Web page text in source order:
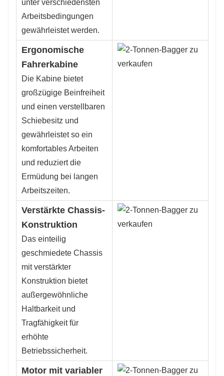
unter verschiedensten
Arbeitsbedingungen
gewährleistet werden.
Ergonomische
Fahrerkabine
Die Kabine bietet
großzügige Beinfreiheit
und einen verstellbaren
Schiebesitz und
gewährleistet so ein
komfortables Arbeiten
und reduziert die
Ermüdung bei langen
Arbeitszeiten.
Verstärkte Chassis-
Konstruktion
Das einteilig
geschmiedete Chassis
mit verstärkter
Konstruktion bietet
außergewöhnliche
Haltbarkeit und
Tragfähigkeit für
erhöhte
Betriebssicherheit.
Motor mit variabler